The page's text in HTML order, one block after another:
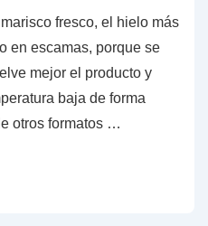
fresco, el hielo más
en escamas, porque se
mejor el producto y
baja de forma
otros formatos …